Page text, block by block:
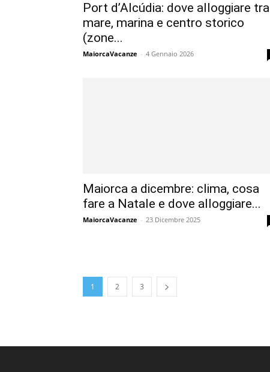
Port d’Alcúdia: dove alloggiare tra
mare, marina e centro storico
(zone...
MaiorcaVacanze - 4 Gennaio 2026
Maiorca a dicembre: clima, cosa
fare a Natale e dove alloggiare...
MaiorcaVacanze - 23 Dicembre 2025
1 2 3